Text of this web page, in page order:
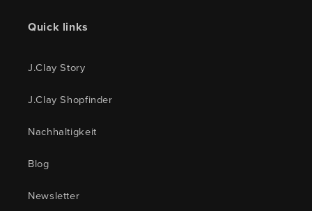
Quick links
J.Clay Story
J.Clay Shopfinder
Nachhaltigkeit
Blog
Newsletter